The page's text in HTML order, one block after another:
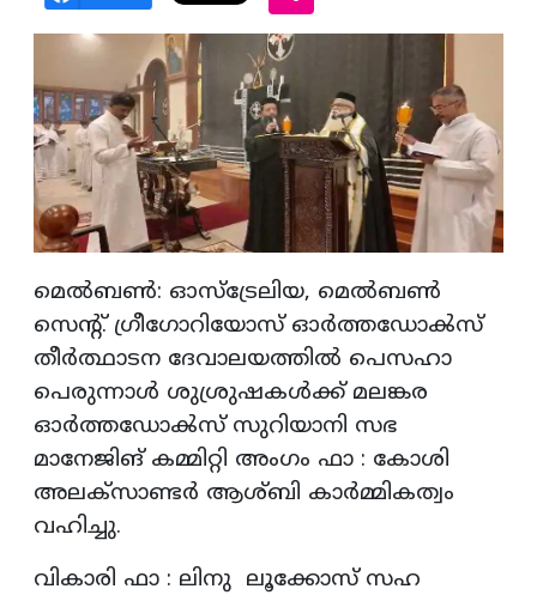
മെൽബൺ: ഓസ്ട്രേലിയ, മെൽബൺ
സെന്റ്. ഗ്രീഗോറിയോസ് ഓർത്തഡോൿസ്‌
തീർത്ഥാടന ദേവാലയത്തിൽ പെസഹാ
പെരുന്നാൾ ശുശ്രുഷകൾക്ക് മലങ്കര
ഓർത്തഡോൿസ്‌ സുറിയാനി സഭ
മാനേജിങ് കമ്മിറ്റി അംഗം ഫാ : കോശി
അലക്സാണ്ടർ ആശ്ബി കാർമ്മികത്വം
വഹിച്ചു.
വികാരി ഫാ : ലിനു ലൂക്കോസ് സഹ